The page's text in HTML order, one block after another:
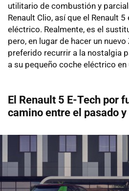
utilitario de combustión y
Renault Clio, así que el Renault
eléctrico. Realmente, es el
pero, en lugar de hacer un nuevo
preferido recurrir a la nostalgia
a su pequeño coche eléctrico en
El Renault 5 E-Tech por
camino entre el pasado